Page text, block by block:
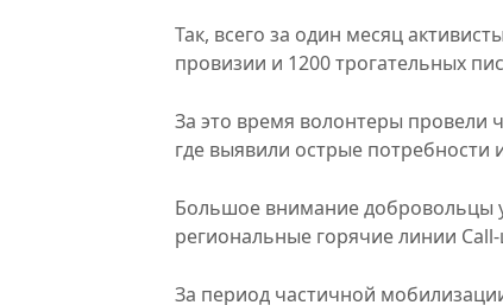
Так, всего за один месяц
провизии и 1200 трогательных
За это время волонтеры провели
где выявили острые потребности
Большое внимание добровольцы
региональные горячие линии
За период частичной